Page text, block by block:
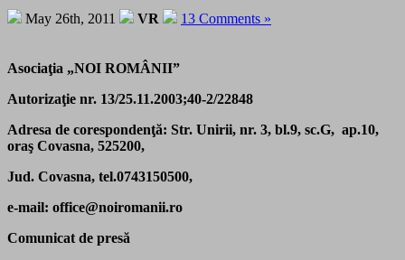
May 26th, 2011 VR 13 Comments »
Asociaţia „NOI ROMÂNII”
Autorizaţie nr. 13/25.11.2003;40-2/22848
Adresa de corespondenţă: Str. Unirii, nr. 3, bl.9, sc.G, ap.10,
oraş Covasna, 525200,
Jud. Covasna, tel.0743150500,
e-mail: office@noiromanii.ro
Comunicat de presă